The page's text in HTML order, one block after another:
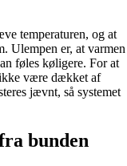
temperaturen, og at
Ulempen er, at varmen
føles køligere. For at
være dækket af
jævnt, så systemet
bunden